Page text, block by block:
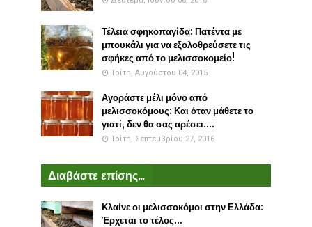
Τέλεια σφηκοπαγίδα: Πατέντα με
μπουκάλι για να εξολοθρεύσετε τις
σφήκες από το μελισσοκομείο!
Τρίτη, Αυγούστου 04, 2015
Αγοράστε μέλι μόνο από
μελισσοκόμους: Και όταν μάθετε το
γιατί, δεν θα σας αρέσει....
Τρίτη, Σεπτεμβρίου 27, 2016
Διαβάστε επίσης...
Κλαίνε οι μελισσοκόμοι στην Ελλάδα:
Έρχεται το τέλος...